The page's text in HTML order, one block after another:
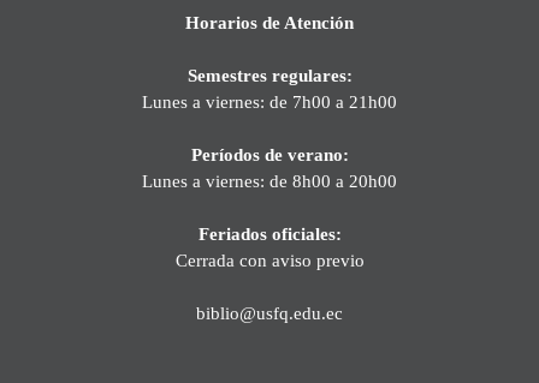
Horarios de Atención
Semestres regulares:
Lunes a viernes: de 7h00 a 21h00
Períodos de verano:
Lunes a viernes: de 8h00 a 20h00
Feriados oficiales:
Cerrada con aviso previo
biblio@usfq.edu.ec